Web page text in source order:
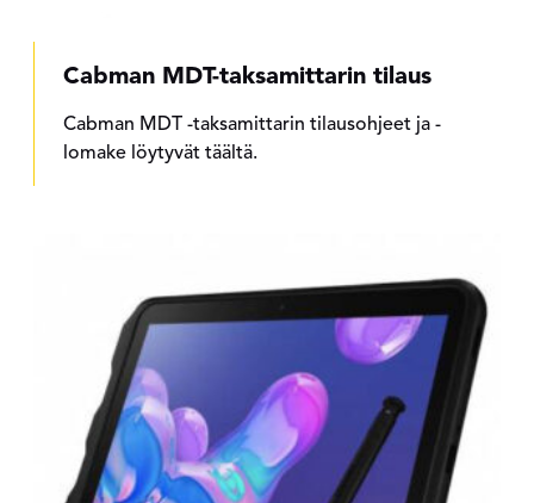
Cabman MDT-taksamittarin tilaus
Cabman MDT -taksamittarin tilausohjeet ja -
lomake löytyvät täältä.